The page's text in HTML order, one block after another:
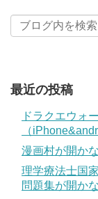
最近の投稿
ドラクエウォ
（
漫画村が開か
理学療法士国
問題集が開か